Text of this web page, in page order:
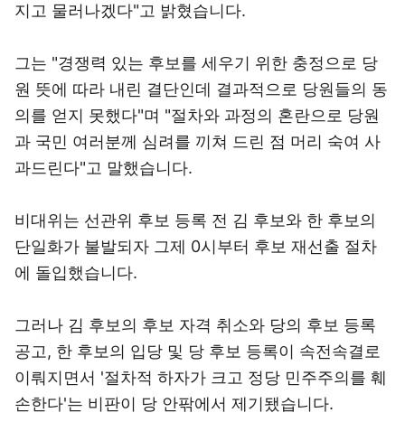
지고 물러나겠다"고 밝혔습니다.
그는 "경쟁력 있는 후보를 세우기 위한 충정으로 당
원 뜻에 따라 내린 결단인데 결과적으로 당원들의 동
의를 얻지 못했다"며 "절차와 과정의 혼란으로 당원
과 국민 여러분께 심려를 끼쳐 드린 점 머리 숙여 사
과드린다"고 말했습니다.
비대위는 선관위 후보 등록 전 김 후보와 한 후보의
단일화가 불발되자 그제 0시부터 후보 재선출 절차
에 돌입했습니다.
그러나 김 후보의 후보 자격 취소와 당의 후보 등록
공고, 한 후보의 입당 및 당 후보 등록이 속전속결로
이뤄지면서 '절차적 하자가 크고 정당 민주주의를 훼
손한다'는 비판이 당 안팎에서 제기됐습니다.